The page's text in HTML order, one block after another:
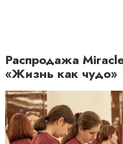
Распродажа
«Жизнь как чудо»